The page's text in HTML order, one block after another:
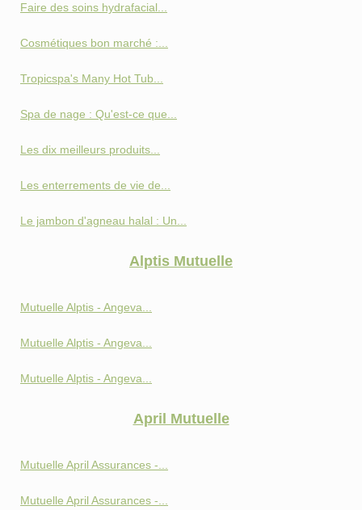
Faire des soins hydrafacial...
Cosmétiques bon marché :...
Tropicspa's Many Hot Tub...
Spa de nage : Qu'est-ce que...
Les dix meilleurs produits...
Les enterrements de vie de...
Le jambon d'agneau halal : Un...
Alptis Mutuelle
Mutuelle Alptis - Angeva...
Mutuelle Alptis - Angeva...
Mutuelle Alptis - Angeva...
April Mutuelle
Mutuelle April Assurances -...
Mutuelle April Assurances -...